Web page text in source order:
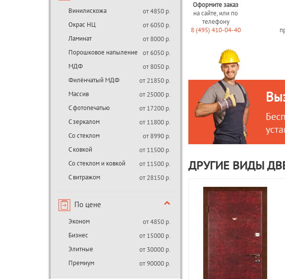
Винилискожа
от 4850 р.
Окрас НЦ
от 6050 р.
Ламинат
от 8000 р.
Порошковое напыление
от 6050 р.
МДФ
от 8050 р.
Филёнчатый МДФ
от 21850 р.
Массив
от 25000 р.
С фотопечатью
от 17200 р.
С зеркалом
от 11800 р.
Со стеклом
от 8990 р.
С ковкой
от 11500 р.
Со стеклом и ковкой
от 11500 р.
С витражом
от 28150 р.
По цене
Эконом
от 4850 р.
Бизнес
от 15000 р.
Элитные
от 30000 р.
Премиум
от 90000 р.
Оформите заказ
на сайте, или по
телефону
8 (495) 410-04-40
ДРУГИЕ ВИДЫ